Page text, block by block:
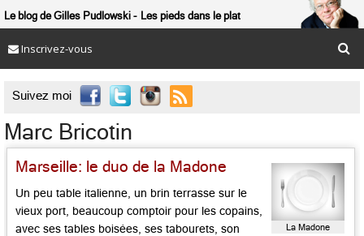
Le blog de Gilles Pudlowski Les pieds dans le plat
Inscrivez-vous
Suivez moi 
Marc Bricotin
Marseille: le duo de la Madone
Un peu table italienne, un brin terrasse sur le
vieux port, beaucoup comptoir pour les copains,
avec ses tables boisées, ses tabourets, son
La Madone